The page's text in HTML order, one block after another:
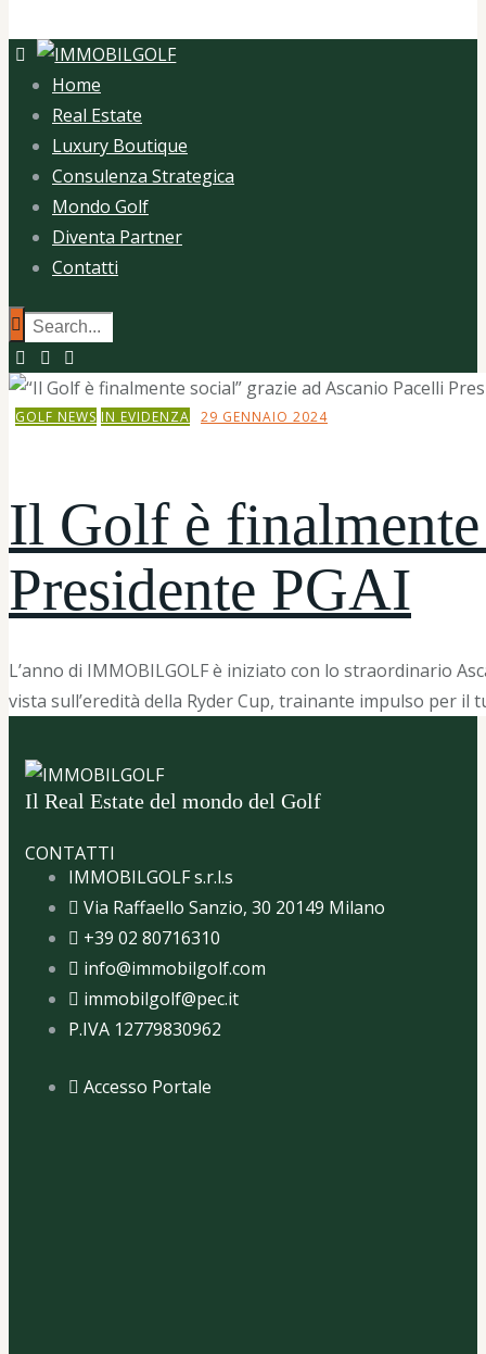
Home
Real Estate
Luxury Boutique
Consulenza Strategica
Mondo Golf
Diventa Partner
Contatti
GOLF NEWS IN EVIDENZA 29 GENNAIO 2024
Il Golf è
Presidente PGAI
L’anno di IMMOBILGOLF è iniziato con lo straordinario
vista sull’eredità della Ryder Cup, trainante impulso per il
Il Real Estate del mondo del Golf
CONTATTI
IMMOBILGOLF s.r.l.s
Via Raffaello Sanzio, 30 20149 Milano
+39 02 80716310
info@immobilgolf.com
immobilgolf@pec.it
P.IVA 12779830962
Accesso Portale